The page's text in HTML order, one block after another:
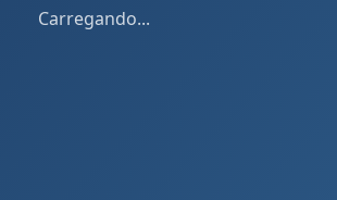
Carregando...